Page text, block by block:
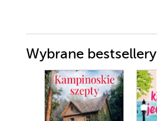
Wybrane bestsellery